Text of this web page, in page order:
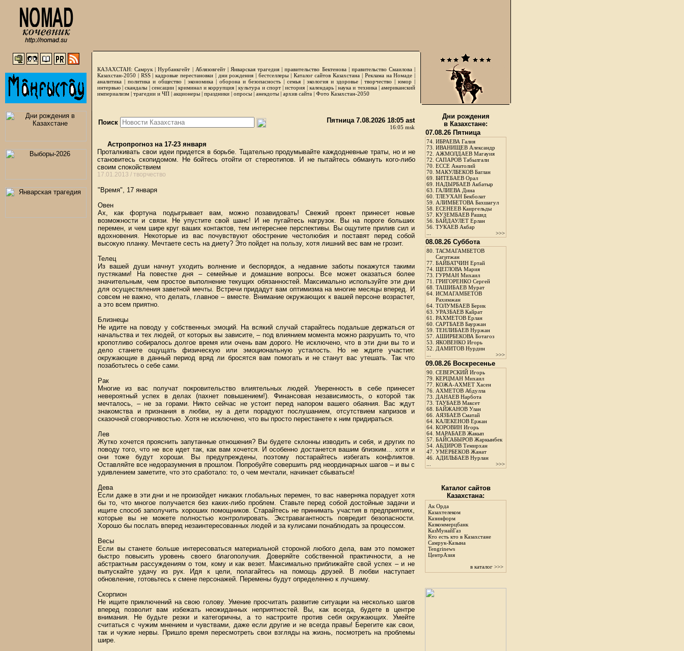
КАЗАХСТАН: Самрук |Нурбанкгейт | Аблязовгейт| Январская трагедия |правительство Бектенова| правительство Смаилова|
Казахстан-2050 | RSS|кадровые перестановки| дни рождения | бестселлеры| Каталог сайтов Казахстана | Реклама на Номаде |
аналитика | политика и общество | экономика | оборона и безопасность | семья | экология и здоровье | творчество | юмор |
интервью |скандалы | сенсации|криминал и коррупция|культура и спорт|история | календарь|наука и техника|американский
империализм | трагедии и ЧП | акционеры | праздники | опросы | анекдоты | архив сайта | Фото Казахстан-2050
Поиск Пятница 7.08.2026 18:05 ast
16:05 msk
Астропрогноз на 17-23 января
Проталкивать свои идеи придется в борьбе. Тщательно продумывайте каждодневные траты, но и не
становитесь скопидомом. Не бойтесь отойти от стереотипов. И не пытайтесь обмануть кого-либо
своим спокойствием
17.01.2013 / творчество
"Время", 17 января
Овен
Ах, как фортуна подыгрывает вам, можно позавидовать! Свежий проект принесет новые
возможности и связи. Не упустите свой шанс! И не пугайтесь нагрузок. Вы на пороге больших
перемен, и чем шире круг ваших контактов, тем интереснее перспективы. Вы ощутите прилив сил и
вдохновения. Некоторые из вас почувствуют обострение честолюбия и поставят перед собой
высокую планку. Мечтаете сесть на диету? Это пойдет на пользу, хотя лишний вес вам не грозит.
Телец
Из вашей души начнут уходить волнение и беспорядок, а недавние заботы покажутся такими
пустяками! На повестке дня – семейные и домашние вопросы. Все может оказаться более
значительным, чем простое выполнение текущих обязанностей. Максимально используйте эти дни
для осуществления заветной мечты. Встречи придадут вам оптимизма на многие месяцы вперед. И
совсем не важно, что делать, главное – вместе. Внимание окружающих к вашей персоне возрастет,
а это всем приятно.
Близнецы
Не идите на поводу у собственных эмоций. На всякий случай старайтесь подальше держаться от
начальства и тех людей, от которых вы зависите, – под влиянием момента можно разрушить то, что
кропотливо собиралось долгое время или очень вам дорого. Не исключено, что в эти дни вы то и
дело станете ощущать физическую или эмоциональную усталость. Но не ждите участия:
окружающие в данный период вряд ли бросятся вам помогать и не станут вас утешать. Так что
позаботьтесь о себе сами.
Рак
Многие из вас получат покровительство влиятельных людей. Уверенность в себе принесет
невероятный успех в делах (пахнет повышением!). Финансовая независимость, о которой так
мечталось, – не за горами. Никто сейчас не устоит перед напором вашего обаяния. Вас ждут
знакомства и признания в любви, ну а дети порадуют послушанием, отсутствием капризов и
сказочной сговорчивостью. Хотя не исключено, что вы просто перестанете к ним придираться.
Лев
Жутко хочется прояснить запутанные отношения? Вы будете склонны изводить и себя, и других по
поводу того, что не все идет так, как вам хочется. И особенно достанется вашим близким... хотя и
они тоже будут хороши. Вы предупреждены, поэтому постарайтесь избегать конфликтов.
Оставляйте все недоразумения в прошлом. Попробуйте совершить ряд неординарных шагов – и вы с
удивлением заметите, что это сработало: то, о чем мечтали, начинает сбываться!
Дева
Если даже в эти дни и не произойдет никаких глобальных перемен, то вас наверняка порадует хотя
бы то, что многое получается без каких-либо проблем. Ставьте перед собой достойные задачи и
ищите способ заполучить хороших помощников. Старайтесь не принимать участия в предприятиях,
которые вы не можете полностью контролировать. Экстравагантность повредит безопасности.
Хорошо бы послать вперед незаинтересованных людей и за кулисами понаблюдать за процессом.
Весы
Если вы станете больше интересоваться материальной стороной любого дела, вам это поможет
быстро повысить уровень своего благополучия. Доверяйте собственной практичности, а не
абстрактным рассуждениям о том, кому и как везет. Максимально приближайте свой успех – и не
выпускайте удачу из рук. Идя к цели, полагайтесь на помощь друзей. В любви наступает
обновление, готовьтесь к смене персонажей. Перемены будут определенно к лучшему.
Скорпион
Не ищите приключений на свою голову. Умение просчитать развитие ситуации на несколько шагов
вперед позволит вам избежать неожиданных неприятностей. Вы, как всегда, будете в центре
внимания. Не будьте резки и категоричны, а то настроите против себя окружающих. Умейте
считаться с чужим мнением и чувствами, даже если другие и не всегда правы! Берегите как свои,
так и чужие нервы. Пришло время пересмотреть свои взгляды на жизнь, посмотреть на проблемы
шире.
Дни рождения
в Казахстане:
07.08.26 Пятница
74. ИБРАЕВА Галия
73. ИВАНИЩЕВ Александр
72. АЖМОЛДАЕВ Магауия
72. САПАРОВ Табылгали
70. ЕССЕ Анатолий
70. МАКУЛБЕКОВ Баглан
69. БИТЕБАЕВ Орал
69. НАДЫРБАЕВ Акбатыр
63. ГАЛИЕВА Дина
60. ТЛЕУХАН Бекболат
59. АЛИМБЕТОВА Бахшагул
58. ЕСЕНЕЕВ Каиргельды
57. КУЗЕМБАЕВ Рашид
56. БАЙДАУЛЕТ Ерлан
56. ТУКАЕВ Акбар
>>>
08.08.26 Суббота
80. ТАСМАГАМБЕТОВ
Сагитжан
77. БАЙБАТЧИН Ертай
74. ЩЕГЛОВА Мария
73. ГУРМАН Михаил
71. ГРИГОРЕНКО Сергей
68. ТАШИБАЕВ Мурат
64. ИСМАГАМБЕТОВ
Рахимжан
64. ТОЛУМБАЕВ Берик
63. УРАЗБАЕВ Кайрат
61. РАХМЕТОВ Ерлан
60. САРТБАЕВ Бауржан
59. ТЕНЛИБАЕВ Нуржан
57. АШИРБЕКОВА Ботагоз
53. ЯКОВЕНКО Игорь
52. ДАМИТОВ Нурдин
>>>
09.08.26 Воскресенье
90. СЕВЕРСКИЙ Игорь
79. КЕРЦМАН Михаил
77. КОЖА-АХМЕТ Хасен
76. АХМЕТОВ Абдулла
73. ДАНАЕВ Нарбота
73. ТАУБАЕВ Максет
68. БАЙЖАНОВ Улан
66. АЯЗБАЕВ Сматай
64. КАЛЕКЕНОВ Ержан
64. КОРОВИН Игорь
64. МАРАБАЕВ Жакып
57. БАЙСАБЫРОВ Жаркынбек
54. АБДИРОВ Темирхан
47. УМЕРБЕКОВ Жанат
46. АДИЛЬБАЕВ Нурлан
>>>
Каталог сайтов
Казахстана:
Ак Орда
Казахтелеком
Казинформ
Казкоммерцбанк
КазМунайГаз
Кто есть кто в Казахстане
Самрук-Казына
Tengrinews
ЦентрАзия
в каталог >>>